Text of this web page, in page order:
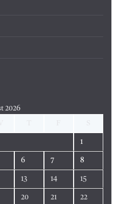
2026
1
6 7 8
13 14 15
20 21 22